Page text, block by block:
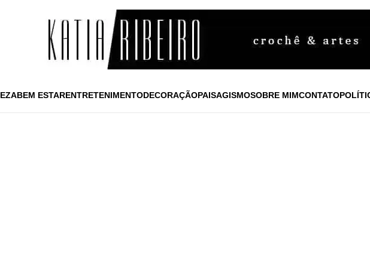
BEM ESTARENTRETENIMENTODECORAÇÃOPAISAGISMOSOBRE MIMCONTATO